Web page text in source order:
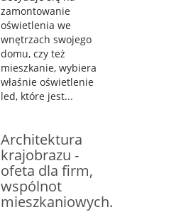
zamontowanie
oświetlenia we
wnętrzach swojego
domu, czy też
mieszkanie, wybiera
właśnie oświetlenie
led, które jest...
Architektura
krajobrazu -
ofeta dla firm,
wspólnot
mieszkaniowych.